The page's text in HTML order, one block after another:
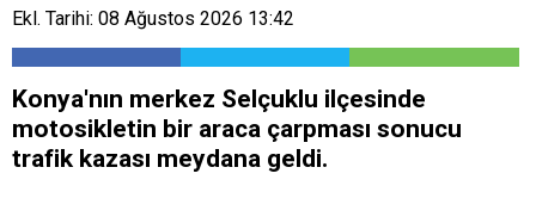
Ekl. Tarihi: 08 Ağustos 2026 13:42
Konya'nın merkez Selçuklu ilçesinde
motosikletin bir araca çarpması sonucu
trafik kazası meydana geldi.